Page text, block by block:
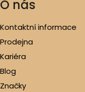
O nás
Kontaktní informace
Prodejna
Kariéra
Blog
Značky